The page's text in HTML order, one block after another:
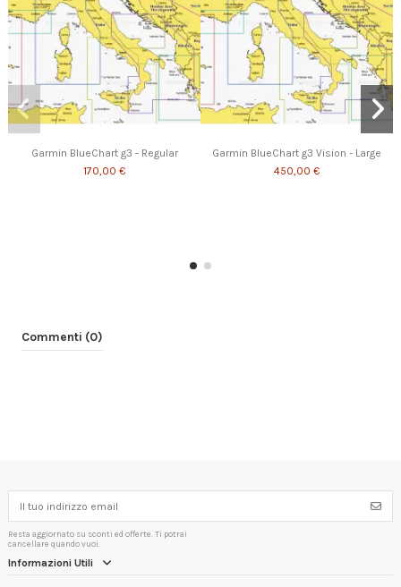
Garmin BlueChart g3 - Regular
170,00 €
Garmin BlueChart g3 Vision - Large
450,00 €
Commenti (0)
Resta aggiornato su sconti ed offerte. Ti potrai
cancellare quando vuoi.
Informazioni Utili